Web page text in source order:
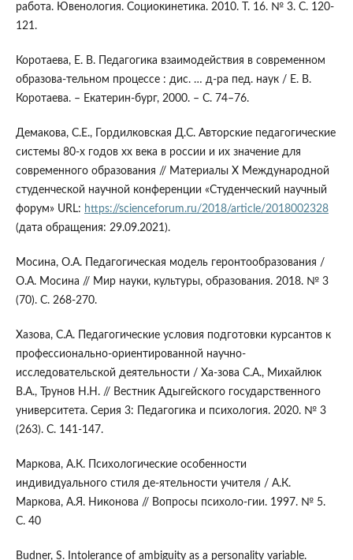
работа. Ювенология. Социокинетика. 2010. Т. 16. № 3. С. 120-
121.
Коротаева, Е. В. Педагогика взаимодействия в современном
образова-тельном процессе : дис. … д-ра пед. наук / Е. В.
Коротаева. – Екатерин-бург, 2000. – С. 74–76.
Демакова, С.Е., Гордилковская Д.С. Авторские педагогические
системы 80-х годов xx века в россии и их значение для
современного образования // Материалы X Международной
студенческой научной конференции «Студенческий научный
форум» URL: https://scienceforum.ru/2018/article/2018002328
(дата обращения: 29.09.2021).
Мосина, О.А. Педагогическая модель геронтообразования /
О.А. Мосина // Мир науки, культуры, образования. 2018. № 3
(70). С. 268-270.
Хазова, С.А. Педагогические условия подготовки курсантов к
профессионально-ориентированной научно-
исследовательской деятельности / Ха-зова С.А., Михайлюк
В.А., Трунов Н.Н. // Вестник Адыгейского государственного
университета. Серия 3: Педагогика и психология. 2020. № 3
(263). С. 141-147.
Маркова, А.К. Психологические особенности
индивидуального стиля де-ятельности учителя / А.К.
Маркова, А.Я. Никонова // Вопросы психоло-гии. 1997. № 5.
С. 40
Budner, S. Intolerance of ambiguity as a personality variable.